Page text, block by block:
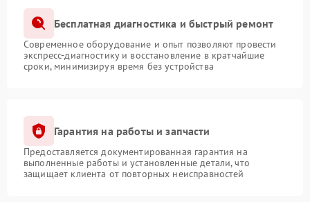
Бесплатная диагностика и быстрый ремонт
Современное оборудование и опыт позволяют провести
экспресс-диагностику и восстановление в кратчайшие
сроки, минимизируя время без устройства
Гарантия на работы и запчасти
Предоставляется документированная гарантия на
выполненные работы и установленные детали, что
защищает клиента от повторных неисправностей